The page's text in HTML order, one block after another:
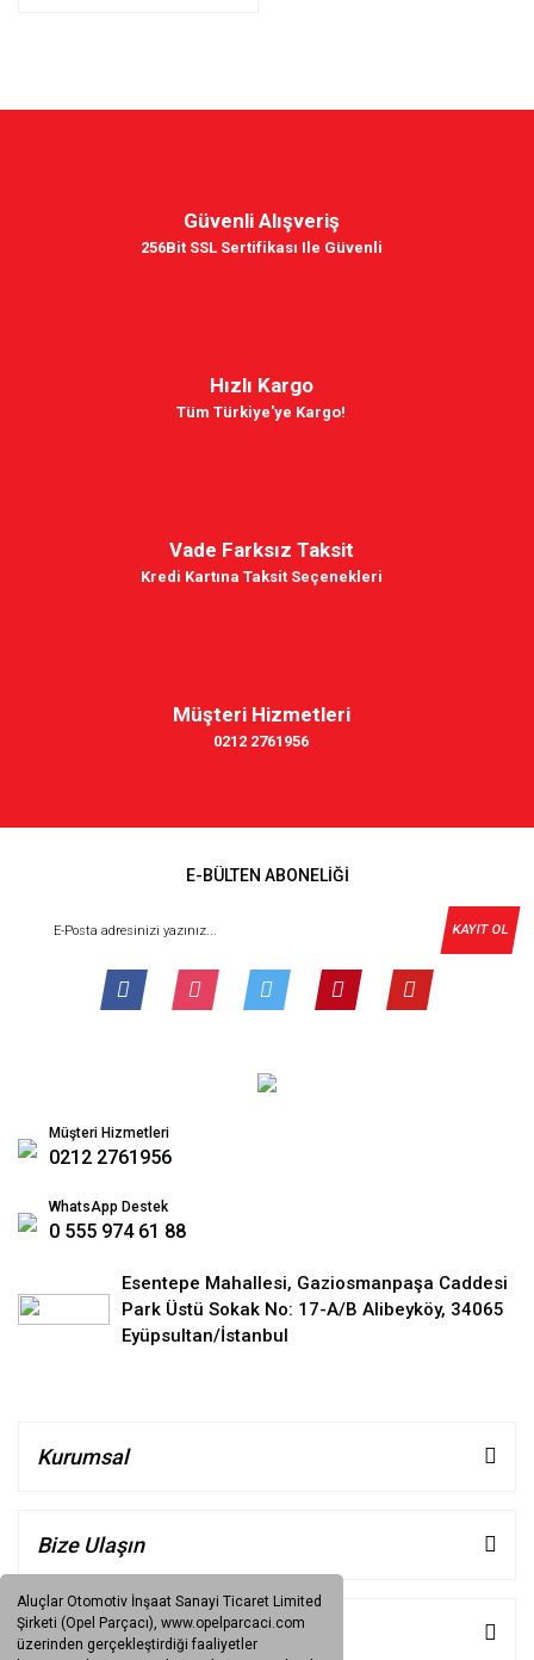
Aluçlar Otomotiv İnşaat Sanayi Ticaret Limited
Şirketi (Opel Parçacı), www.opelparcaci.com
üzerinden gerçekleştirdiği faaliyetler
Güvenli Alışveriş
256Bit SSL Sertifikası Ile Güvenli
Hızlı Kargo
Tüm Türkiye'ye Kargo!
Vade Farksız Taksit
Kredi Kartına Taksit Seçenekleri
Müşteri Hizmetleri
0212 2761956
E-BÜLTEN ABONELİĞİ
KAYIT OL
Müşteri Hizmetleri
0212 2761956
WhatsApp Destek
0 555 974 61 88
Esentepe Mahallesi, Gaziosmanpaşa Caddesi
Park Üstü Sokak No: 17-A/B Alibeyköy, 34065
Eyüpsultan/İstanbul
Kurumsal
Bize Ulaşın
Müşteri Hizmetleri